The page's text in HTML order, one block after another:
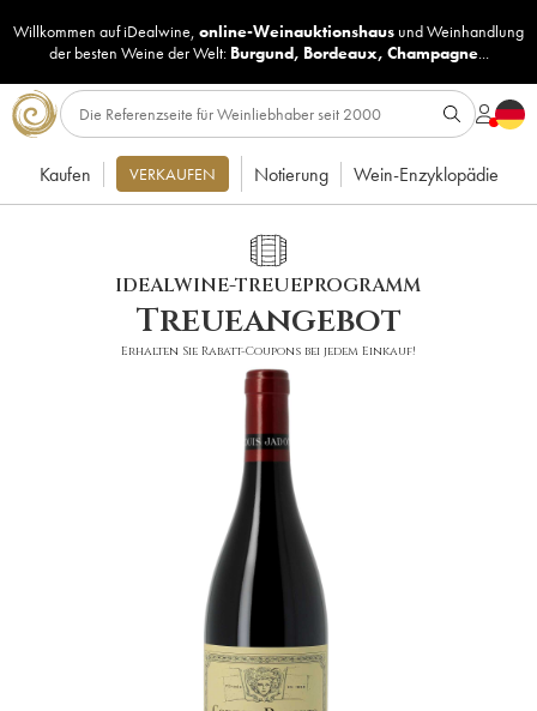
Willkommen auf iDealwine, online-Weinauktionshaus undWeinhandlung
der besten Weine der Welt: Burgund, Bordeaux, Champagne...
Kaufen VERKAUFEN Notierung Wein-Enzyklopädie
IDEALWINE-TREUEPROGRAMM
Treueangebot
Erhalten Sie Rabatt-Coupons bei jedem Einkauf!